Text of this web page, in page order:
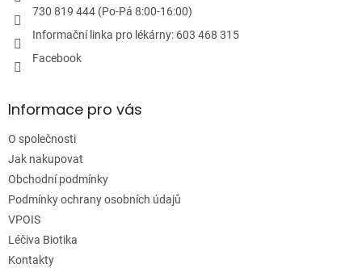
p
i
s
730 819 444 (Po-Pá 8:00-16:00)
Informační linka pro lékárny: 603 468 315
Facebook
Informace pro vás
O společnosti
Jak nakupovat
Obchodní podmínky
Podmínky ochrany osobních údajů
VPOIS
Léčiva Biotika
Kontakty